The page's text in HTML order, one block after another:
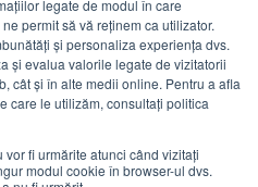
legate de modul în care
permit să vă reținem ca utilizator.
și personaliza experiența dvs.
și evalua valorile legate de vizitatorii
cât și în alte medii online. Pentru a afla
care le utilizăm, consultați politica
fi urmărite atunci când vizitați
modul cookie în browser-ul dvs.